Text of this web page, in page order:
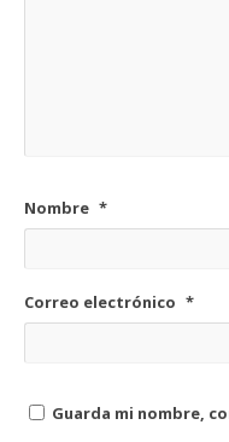
Nombre *
Correo electrónico *
Guarda mi nombre,